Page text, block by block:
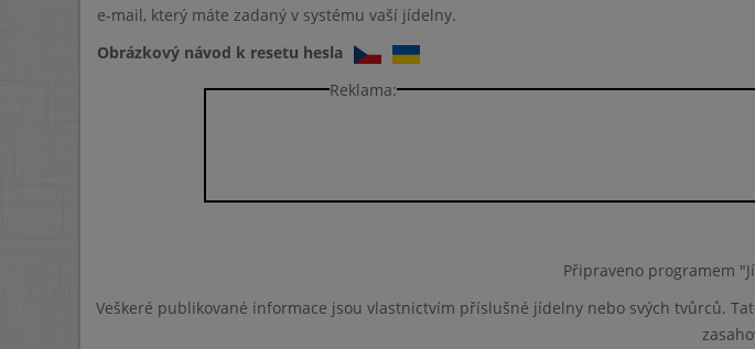
e-mail, který máte zadaný v systému vaší jídelny.
Obrázkový návod k resetu hesla
Reklama:
Připraveno programem
Veškeré publikované informace jsou vlastnictvím příslušné jídelny nebo svých tvůrců.